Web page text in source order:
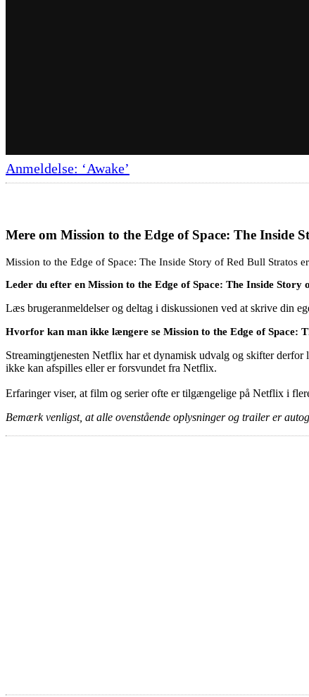
Anmeldelse: ‘Awake’
Mere om Mission to the Edge of Space: The Inside
Mission to the Edge of Space: The Inside Story of Red Bull Stratos
Leder du efter en Mission to the Edge of Space: The Inside Story
Læs brugeranmeldelser og deltag i diskussionen ved at skrive din
Hvorfor kan man ikke længere se Mission to the Edge of Space:
Streamingtjenesten Netflix har et dynamisk udvalg og skifter
ikke kan afspilles eller er forsvundet fra Netflix.
Erfaringer viser, at film og serier ofte er tilgængelige på Netflix i
Bemærk venligst, at alle ovenstående oplysninger og trailer er